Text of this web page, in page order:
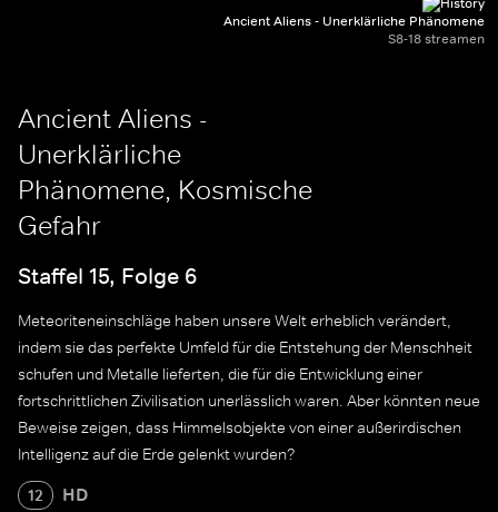
Ancient Aliens - Unerklärliche Phänomene
S8-18 streamen
Ancient Aliens -
Unerklärliche
Phänomene, Kosmische
Gefahr
Staffel 15, Folge 6
Meteoriteneinschläge haben unsere Welt erheblich verändert,
indem sie das perfekte Umfeld für die Entstehung der Menschheit
schufen und Metalle lieferten, die für die Entwicklung einer
fortschrittlichen Zivilisation unerlässlich waren. Aber könnten neue
Beweise zeigen, dass Himmelsobjekte von einer außerirdischen
Intelligenz auf die Erde gelenkt wurden?
12 HD